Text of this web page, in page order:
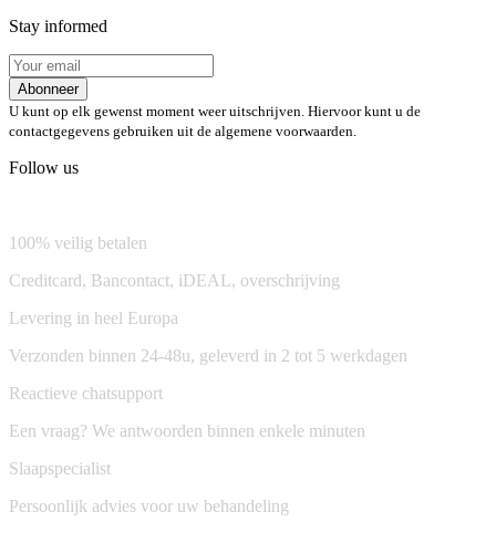
Stay informed
Abonneer
U kunt op elk gewenst moment weer uitschrijven. Hiervoor kunt u de
contactgegevens gebruiken uit de algemene voorwaarden.
Follow us
100% veilig betalen
Creditcard, Bancontact, iDEAL, overschrijving
Levering in heel Europa
Verzonden binnen 24-48u, geleverd in 2 tot 5 werkdagen
Reactieve chatsupport
Een vraag? We antwoorden binnen enkele minuten
Slaapspecialist
Persoonlijk advies voor uw behandeling